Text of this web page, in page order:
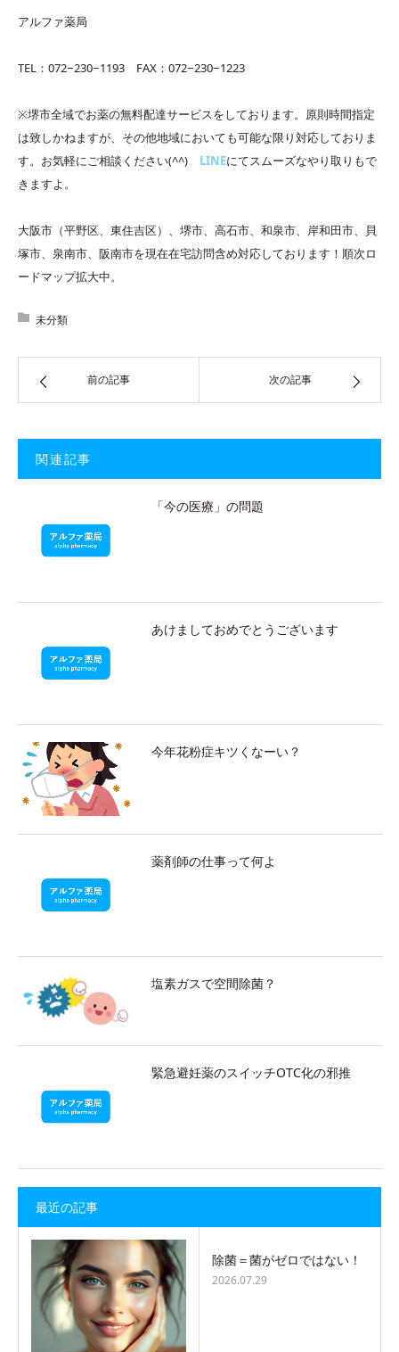
アルファ薬局
TEL：072−230−1193 FAX：072−230−1223
※堺市全域でお薬の無料配達サービスをしております。原則時間指定
は致しかねますが、その他地域においても可能な限り対応しておりま
す。お気軽にご相談ください(^^) LINEにてスムーズなやり取りもで
きますよ。
大阪市（平野区、東住吉区）、堺市、高石市、和泉市、岸和田市、貝
塚市、泉南市、阪南市を現在在宅訪問含め対応しております！順次ロ
ードマップ拡大中。
未分類
前の記事 次の記事
関連記事
「今の医療」の問題
あけましておめでとうございます
今年花粉症キツくなーい？
薬剤師の仕事って何よ
塩素ガスで空間除菌？
緊急避妊薬のスイッチOTC化の邪推
最近の記事
除菌＝菌がゼロではない！
2026.07.29